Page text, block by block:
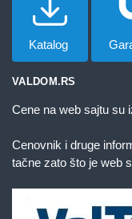
Katalog
VALDOM.RS
Cene na web sajtu su
Cenovnik i druge
tačne zato što je web